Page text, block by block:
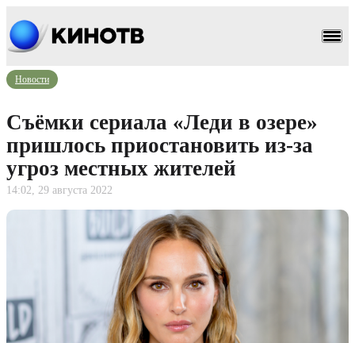
Новости
Съёмки сериала «Леди в озере»
пришлось приостановить из-за
угроз местных жителей
14:02, 29 августа 2022